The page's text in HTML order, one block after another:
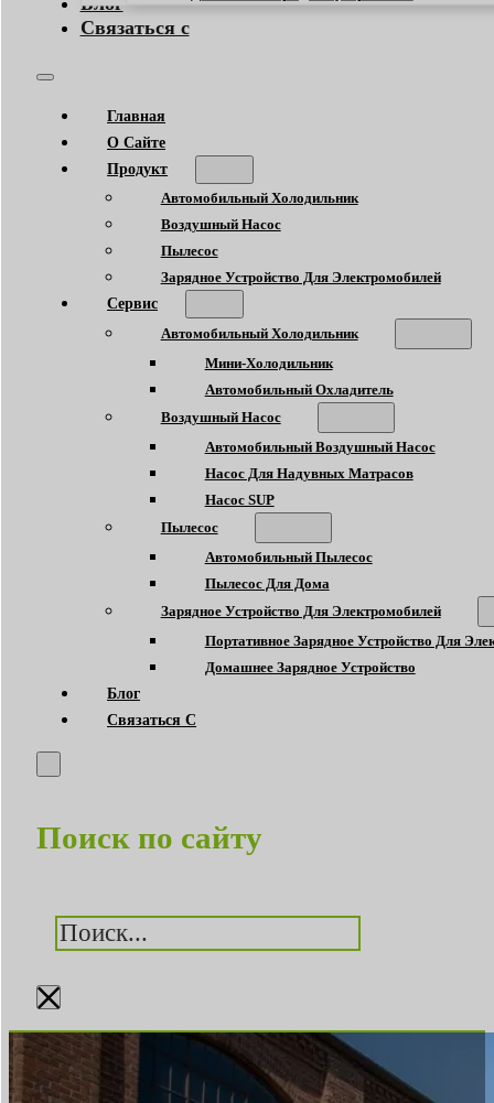
Связаться с
Главная
О Сайте
Продукт
Автомобильный Холодильник
Воздушный Насос
Пылесос
Зарядное Устройство Для Электромобилей
Сервис
Автомобильный Холодильник
Мини-Холодильник
Автомобильный Охладитель
Воздушный Насос
Автомобильный Воздушный Насос
Насос Для Надувных Матрасов
Насос SUP
Пылесос
Автомобильный Пылесос
Пылесос Для Дома
Зарядное Устройство Для Электромобилей
Портативное Зарядное Устройство Для
Домашнее Зарядное Устройство
Блог
Связаться С
Поиск по сайту
Поиск
×